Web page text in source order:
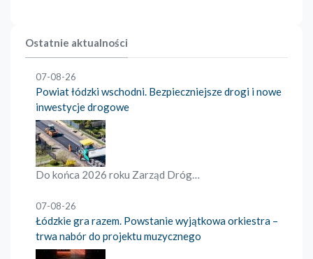
Ostatnie aktualności
07-08-26
Powiat łódzki wschodni. Bezpieczniejsze drogi i nowe
inwestycje drogowe
Do końca 2026 roku Zarząd Dróg…
07-08-26
Łódzkie gra razem. Powstanie wyjątkowa orkiestra –
trwa nabór do projektu muzycznego